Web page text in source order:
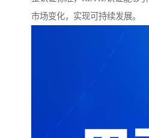
市场变化，实现可持续发展。